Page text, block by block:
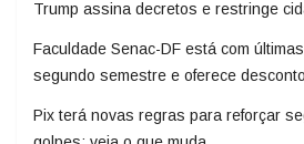
Trump assina decretos e restringe
Faculdade Senac-DF está com
segundo semestre e oferece
Pix terá novas regras para reforçar